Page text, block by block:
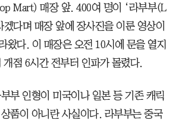
Mart) 매장 앞. 400여 명이 ‘라부부(L
다며 매장 앞에 장사진을 이룬 영상이
왔다. 이 매장은 오전 10시에 문을 열지
점 6시간 전부터 인파가 몰렸다.
부 인형이 미국이나 일본 등 기존 캐릭
품이 아니란 사실이다. 라부부는 중국